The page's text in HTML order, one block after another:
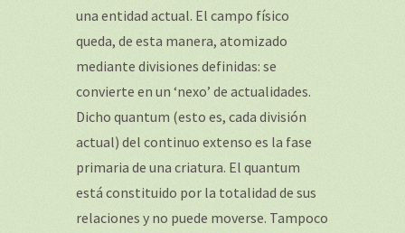
una entidad actual. El campo físico
queda, de esta manera, atomizado
mediante divisiones definidas: se
convierte en un ‘nexo’ de actualidades.
Dicho quantum (esto es, cada división
actual) del continuo extenso es la fase
primaria de una criatura. El quantum
está constituido por la totalidad de sus
relaciones y no puede moverse. Tampoco